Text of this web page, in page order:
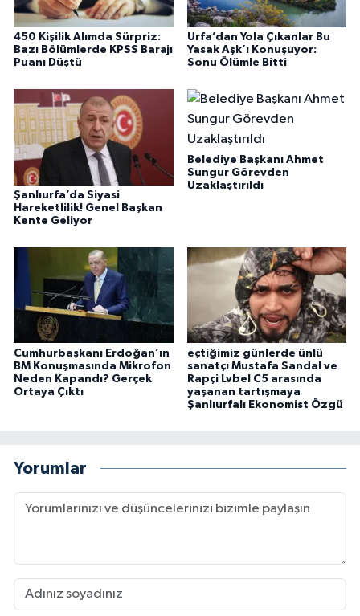
450 Kişilik Alımda Sürpriz:
Bazı Bölümlerde KPSS Barajı
Puanı Düştü
Urfa’dan Yola Çıkanlar Bu
Yasak Aşk’ı Konuşuyor:
Sonu Ölümle Bitti
Şanlıurfa’da Siyasi
Hareketlilik! Genel Başkan
Kente Geliyor
Belediye Başkanı Ahmet
Sungur Görevden
Uzaklaştırıldı
Cumhurbaşkanı Erdoğan’ın
BM Konuşmasında Mikrofon
Neden Kapandı? Gerçek
Ortaya Çıktı
eçtiğimiz günlerde ünlü
sanatçı Mustafa Sandal ve
Rapçi Lvbel C5 arasında
yaşanan tartışmaya
Şanlıurfalı Ekonomist Özgü
Yorumlar